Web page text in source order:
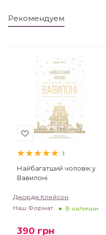
Рекомендуем
1
Найбагатший чоловік у
Вавилоні
Джордж Клейсон
Наш Формат
В наличии
390 грн